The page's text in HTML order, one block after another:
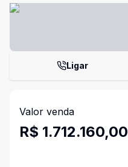
Ligar
Valor venda
R$ 1.712.160,00